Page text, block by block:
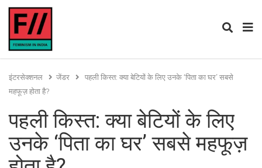
इंटरसेक्शनल जेंडर
पहली किस्त: क्या बेटियों के लिए उनके ‘पिता का घर’ सबसे
महफूज़ होता है?
पहली किस्त: क्या बेटियों के लिए
उनके ‘पिता का घर’ सबसे महफूज़